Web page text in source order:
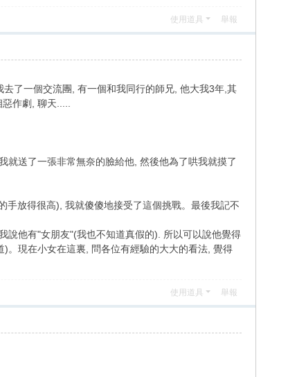
使用道具 舉報
了一個交流團, 有一個和我同行的師兄, 他大我3年,其
作劇, 聊天.....
送了一張非常無奈的臉給他, 然後他為了哄我就摸了
放得很高), 我就傻傻地接受了這個挑戰。最後我記不
說他有"女朋友"(我也不知道真假的). 所以可以說他覺得
。現在小女在這裏, 問各位有經驗的大大的看法, 覺得
使用道具 舉報